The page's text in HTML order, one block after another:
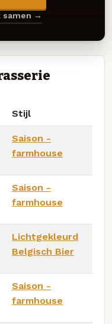
samen →
Stijl
Saison -
farmhouse
Saison -
farmhouse
Lichtgekleurd
Belgisch Bier
Saison -
farmhouse